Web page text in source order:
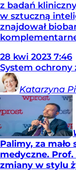
z badań
w sztuczną
znajdował
28 kwi 2023 7:46
System ochrony
Katarzyna
Palimy, za
medyczne.
zmiany w stylu